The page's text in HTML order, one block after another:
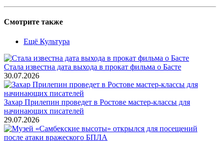
Смотрите также
Ещё Культура
Стала известна дата выхода в прокат фильма о Басте
30.07.2026
Захар Прилепин проведет в Ростове мастер-классы для
начинающих писателей
29.07.2026